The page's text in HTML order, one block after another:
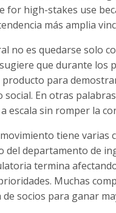
for high-stakes use
más amplia
no es quedarse solo
que durante los
para
En otras
escala sin romper la
tiene varias
del departamento de
termina
Muchas
socios para ganar